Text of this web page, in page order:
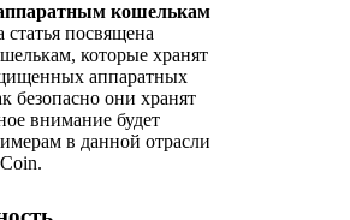
кошелькам
статья посвящена
которые хранят
аппаратных
безопасно они хранят
внимание будет
в данной отрасли